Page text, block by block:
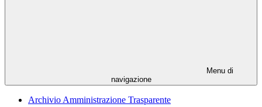
Menu di
navigazione
Archivio Amministrazione Trasparente